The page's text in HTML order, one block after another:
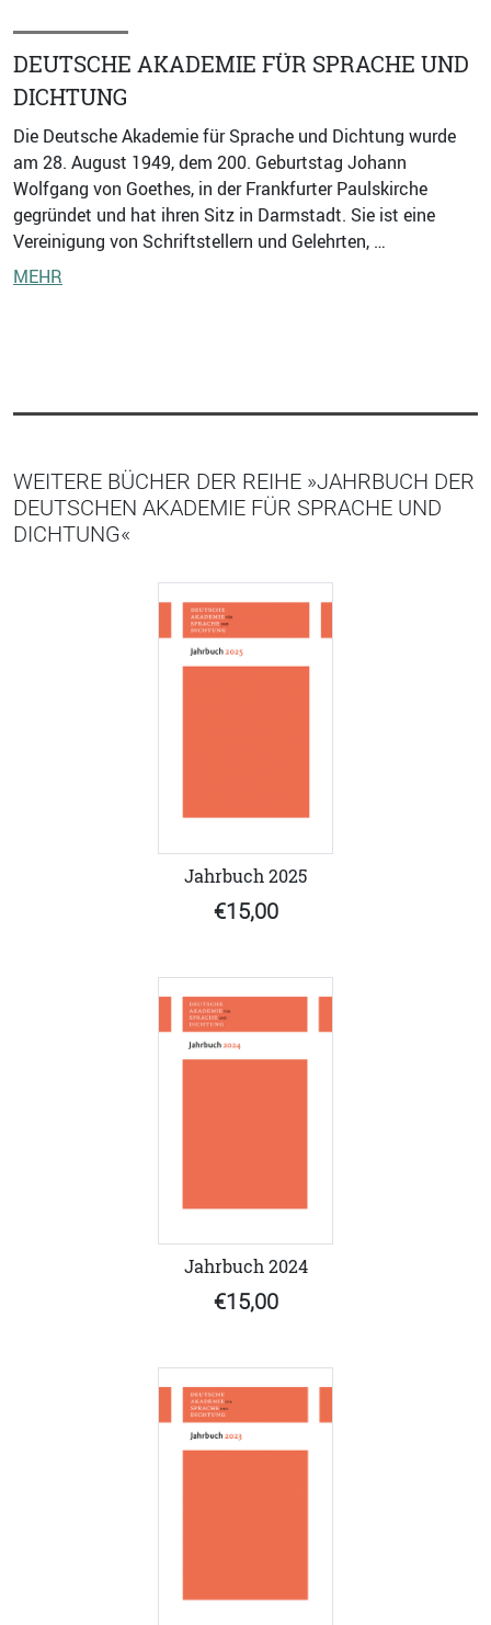
DEUTSCHE AKADEMIE FÜR SPRACHE UND
DICHTUNG
Die Deutsche Akademie für Sprache und Dichtung wurde
am 28. August 1949, dem 200. Geburtstag Johann
Wolfgang von Goethes, in der Frankfurter Paulskirche
gegründet und hat ihren Sitz in Darmstadt. Sie ist eine
Vereinigung von Schriftstellern und Gelehrten, …
MEHR
WEITERE BÜCHER DER REIHE »JAHRBUCH DER
DEUTSCHEN AKADEMIE FÜR SPRACHE UND
DICHTUNG«
Jahrbuch 2025
€15,00
Jahrbuch 2024
€15,00